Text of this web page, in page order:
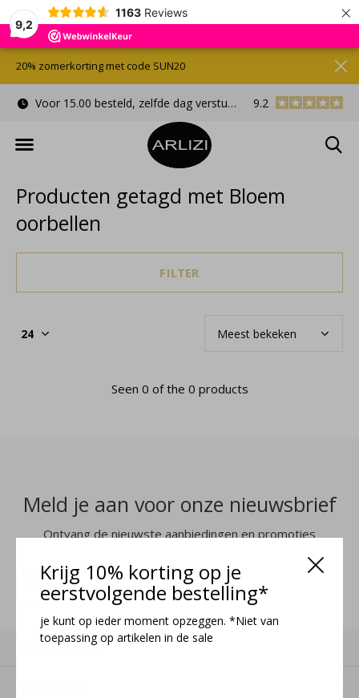
9,2
1163 Reviews ×
Krijg 10% korting op je
eerstvolgende bestelling*
je kunt op ieder moment opzeggen. *Niet van
toepassing op artikelen in de sale
Voor 15.00 besteld, zelfde dag verstuurd Gratis
9.2
20% zomerkorting met code SUN20
Producten getagd met Bloem
oorbellen
FILTER
Seen 0 of the 0 products
Meld je aan voor onze nieuwsbrief
Ontvang de nieuwste aanbiedingen en promoties
MELD JE AAN
Klantenservice